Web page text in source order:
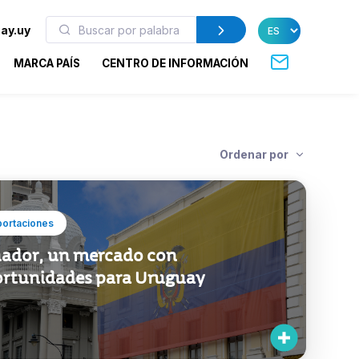
MARCA PAÍS CENTRO DE INFORMACIÓN
Ordenar por
un mercado con
para Uruguay